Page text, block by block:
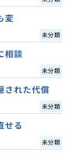
変
未分類
相談
未分類
された代償
未分類
せる
未分類